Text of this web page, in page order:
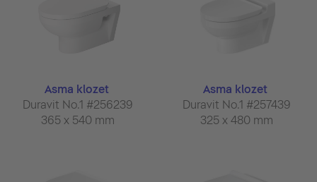
Asma klozet
Duravit No.1 #256239
365 x 540 mm
Asma klozet
Duravit No.1 #257439
325 x 480 mm